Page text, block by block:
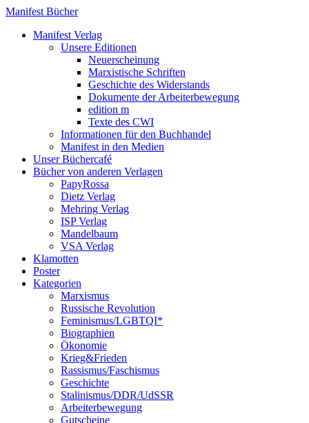
Manifest Bücher
Manifest Verlag
Unsere Editionen
Neuerscheinung
Marxistische Schriften
Geschichte des Widerstands
Dokumente der Arbeiterbewegung
edition m
Texte des CWI
Informationen für den Buchhandel
Manifest in den Medien
Unser Büchercafé
Bücher von anderen Verlagen
PapyRossa
Dietz Verlag
Mehring Verlag
ISP Verlag
Mandelbaum
VSA Verlag
Klamotten
Poster
Kategorien
Marxismus
Russische Revolution
Feminismus/LGBTQI*
Biographien
Ökonomie
Krieg&Frieden
Rassismus/Faschismus
Geschichte
Stalinismus/DDR/UdSSR
Arbeiterbewegung
Gutscheine